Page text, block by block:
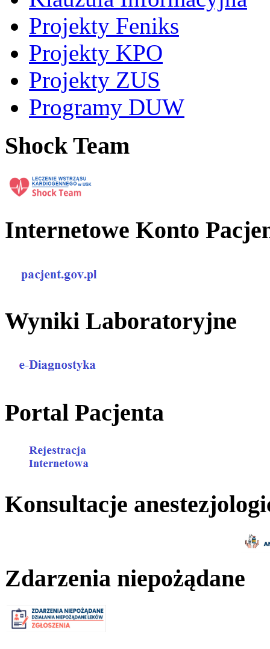
Projekty Feniks
Projekty KPO
Projekty ZUS
Programy DUW
Shock Team
Internetowe Konto
Wyniki Laboratoryjne
Portal Pacjenta
Konsultacje
Zdarzenia niepożądane